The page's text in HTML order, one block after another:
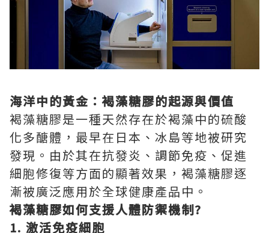
海洋中的黃金：褐藻糖膠的起源與價值
褐藻糖膠是一種天然存在於褐藻中的硫酸
化多醣體，最早在日本、冰島等地被研究
發現。由於其在抗發炎、調節免疫、促進
細胞修復等方面的顯著效果，褐藻糖膠逐
漸被廣泛應用於全球健康產品中。
褐藻糖膠如何支援人體防禦機制?
1. 激活免疫細胞